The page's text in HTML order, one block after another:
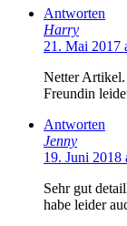
Antworten
Harry
21. Mai 2017
Netter Artikel.
Freundin
Antworten
Jenny
19. Juni 2018
Sehr gut
habe leider